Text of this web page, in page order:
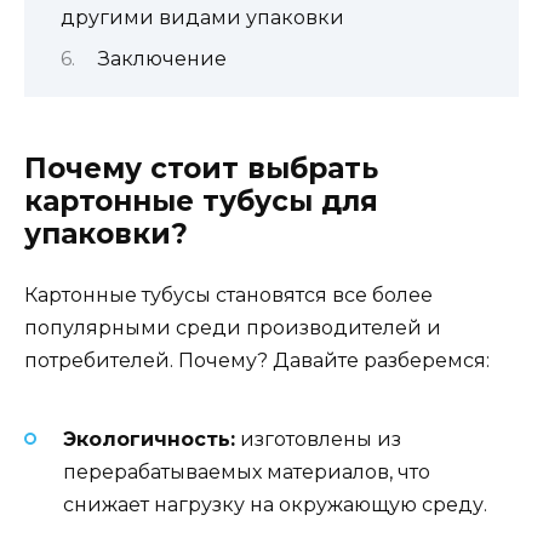
другими видами упаковки
Заключение
Почему стоит выбрать
картонные тубусы для
упаковки?
Картонные тубусы становятся все более
популярными среди производителей и
потребителей. Почему? Давайте разберемся:
Экологичность: изготовлены из
перерабатываемых материалов, что
снижает нагрузку на окружающую среду.